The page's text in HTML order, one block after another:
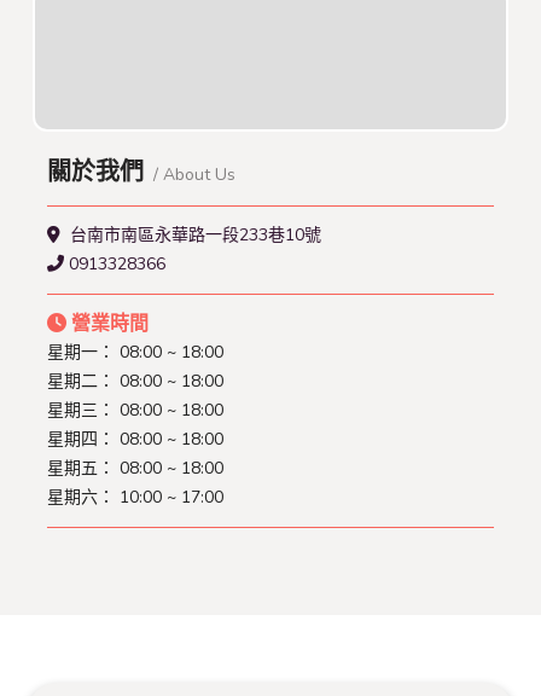
關於我們 / About Us
台南市南區永華路一段233巷10號
0913328366
營業時間
星期一： 08:00 ~ 18:00
星期二： 08:00 ~ 18:00
星期三： 08:00 ~ 18:00
星期四： 08:00 ~ 18:00
星期五： 08:00 ~ 18:00
星期六： 10:00 ~ 17:00